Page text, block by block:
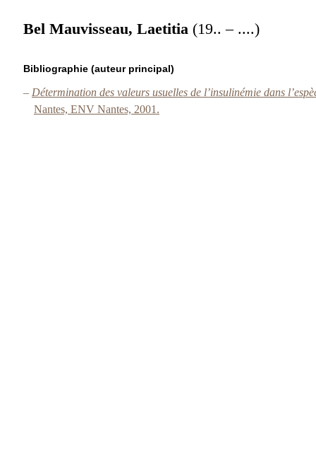
Bel Mauvisseau, Laetitia (19.. – ....)
Bibliographie (auteur principal)
– Détermination des valeurs usuelles de l’insulinémie dans
Nantes, ENV Nantes, 2001.